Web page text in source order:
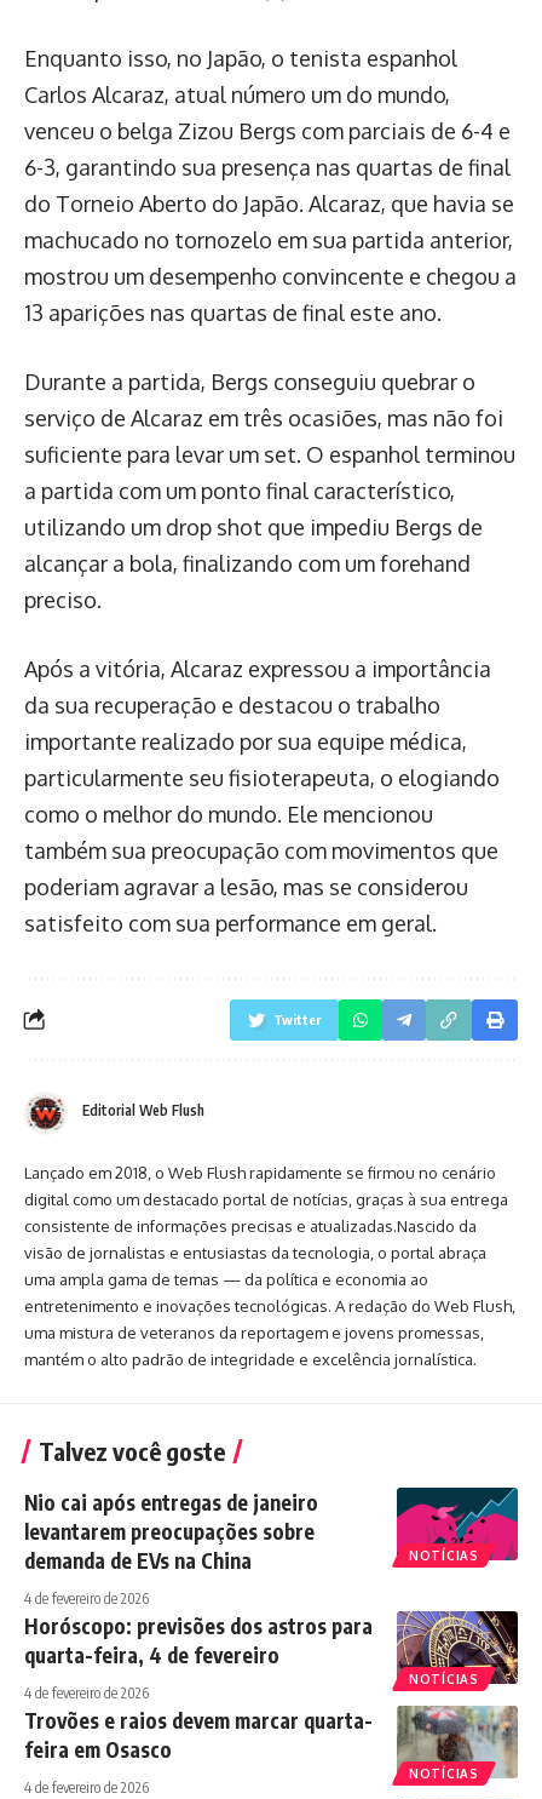
Enquanto isso, no Japão, o tenista espanhol
Carlos Alcaraz, atual número um do mundo,
venceu o belga Zizou Bergs com parciais de 6-4 e
6-3, garantindo sua presença nas quartas de final
do Torneio Aberto do Japão. Alcaraz, que havia se
machucado no tornozelo em sua partida anterior,
mostrou um desempenho convincente e chegou a
13 aparições nas quartas de final este ano.
Durante a partida, Bergs conseguiu quebrar o
serviço de Alcaraz em três ocasiões, mas não foi
suficiente para levar um set. O espanhol terminou
a partida com um ponto final característico,
utilizando um drop shot que impediu Bergs de
alcançar a bola, finalizando com um forehand
preciso.
Após a vitória, Alcaraz expressou a importância
da sua recuperação e destacou o trabalho
importante realizado por sua equipe médica,
particularmente seu fisioterapeuta, o elogiando
como o melhor do mundo. Ele mencionou
também sua preocupação com movimentos que
poderiam agravar a lesão, mas se considerou
satisfeito com sua performance em geral.
Twitter
Editorial Web Flush
Lançado em 2018, o Web Flush rapidamente se firmou no cenário
digital como um destacado portal de notícias, graças à sua entrega
consistente de informações precisas e atualizadas.Nascido da
visão de jornalistas e entusiastas da tecnologia, o portal abraça
uma ampla gama de temas — da política e economia ao
entretenimento e inovações tecnológicas. A redação do Web Flush,
uma mistura de veteranos da reportagem e jovens promessas,
mantém o alto padrão de integridade e excelência jornalística.
Talvez você goste
NOTÍCIAS
Nio cai após entregas de janeiro
levantarem preocupações sobre
demanda de EVs na China
4 de fevereiro de 2026
NOTÍCIAS
Horóscopo: previsões dos astros para
quarta-feira, 4 de fevereiro
4 de fevereiro de 2026
NOTÍCIAS
Trovões e raios devem marcar quarta-
feira em Osasco
4 de fevereiro de 2026